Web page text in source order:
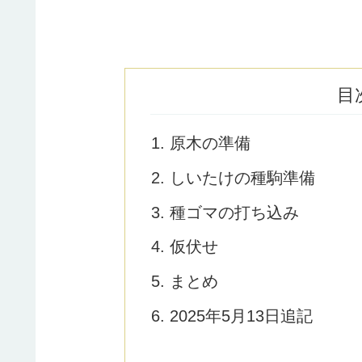
目
原木の準備
しいたけの種駒準備
種ゴマの打ち込み
仮伏せ
まとめ
2025年5月13日追記